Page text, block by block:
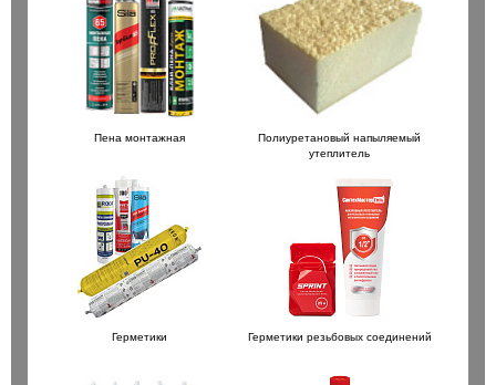
Пена монтажная
Полиуретановый напыляемый
утеплитель
Герметики Герметики резьбовых соединений